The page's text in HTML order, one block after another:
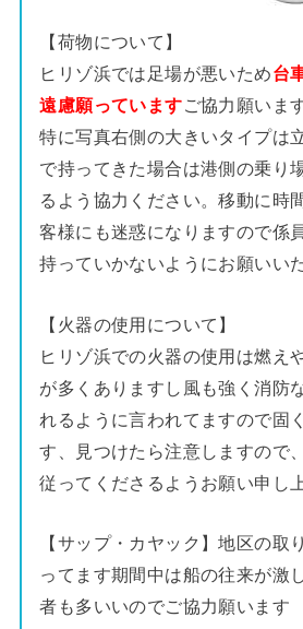
【荷物について】
ヒリゾ浜では足場が悪いため台
遠慮願っていますご協力願いま
特に写真右側の大きいタイプは
で持ってきた場合は港側の乗り
るよう協力ください。移動に時
客様にも迷惑になりますので係
持っていかないようにお願いい
【火器の使用について】
ヒリゾ浜での火器の使用は燃え
が多くありますし風も強く消防
れるように言われてますので固
す、見つけたら注意しますので
従ってくださるようお願い申し
【サップ・カヤック】地区の取
ってます期間中は船の往来が激
者も多いいのでご協力願います